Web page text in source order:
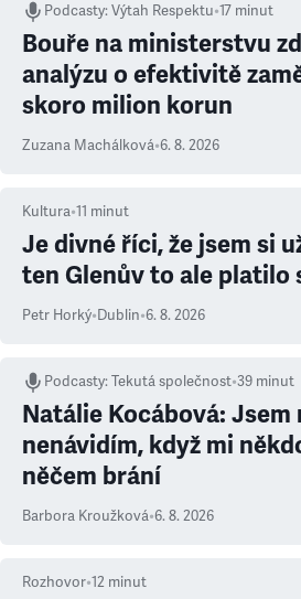
Podcasty:Výtah Respektu•17 minut
Bouře na ministerstvu
analýzu o efektivitě
skoro milion korun
Zuzana Machálková•6. 8. 2026
Kultura•11 minut
Je divné říci, že jsem si
ten Glenův to ale platilo
Petr Horký•Dublin•6. 8. 2026
Podcasty:Tekutá společnost•39 minut
Natálie Kocábová: Jsem
nenávidím, když mi
něčem brání
Barbora Kroužková•6. 8. 2026
Rozhovor•12 minut